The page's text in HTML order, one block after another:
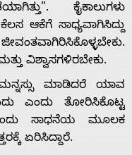
ಕೈಕಾಲುಗಳು
ಆಕೆಗೆ ಸಾಧ್ಯವಾಗಿಸಿದ್ದು
ವಿಶ್ವಾಸಗಳಿರಬೇಕು.
ಮಾಡಿದರೆ ಯಾವ
ಎಂದು ತೋರಿಸಿಕೊಟ್ಟ
ಸಾಧನೆಯ ಮೂಲಕ
ಏರಿಸಿದ್ದಾರೆ.